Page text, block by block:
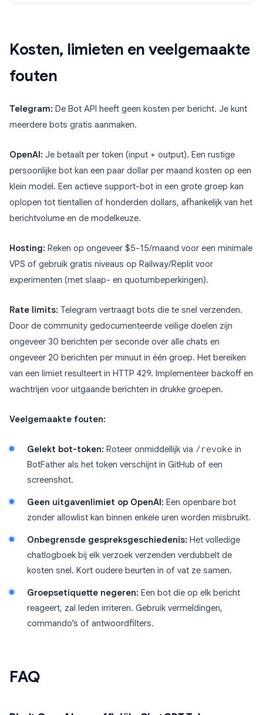
Kosten, limieten en veelgemaakte
fouten
Telegram: De Bot API heeft geen kosten per bericht. Je kunt
meerdere bots gratis aanmaken.
OpenAI: Je betaalt per token (input + output). Een rustige
persoonlijke bot kan een paar dollar per maand kosten op een
klein model. Een actieve support-bot in een grote groep kan
oplopen tot tientallen of honderden dollars, afhankelijk van het
berichtvolume en de modelkeuze.
Hosting: Reken op ongeveer $5-15/maand voor een minimale
VPS of gebruik gratis niveaus op Railway/Replit voor
experimenten (met slaap- en quotumbeperkingen).
Rate limits: Telegram vertraagt bots die te snel verzenden.
Door de community gedocumenteerde veilige doelen zijn
ongeveer 30 berichten per seconde over alle chats en
ongeveer 20 berichten per minuut in één groep. Het bereiken
van een limiet resulteert in HTTP 429. Implementeer backoff en
wachtrijen voor uitgaande berichten in drukke groepen.
Veelgemaakte fouten:
Gelekt bot-token: Roteer onmiddellijk via /revoke in
BotFather als het token verschijnt in GitHub of een
screenshot.
Geen uitgavenlimiet op OpenAI: Een openbare bot
zonder allowlist kan binnen enkele uren worden misbruikt.
Onbegrensde gespreksgeschiedenis: Het volledige
chatlogboek bij elk verzoek verzenden verdubbelt de
kosten snel. Kort oudere beurten in of vat ze samen.
Groepsetiquette negeren: Een bot die op elk bericht
reageert, zal leden irriteren. Gebruik vermeldingen,
commando’s of antwoordfilters.
FAQ